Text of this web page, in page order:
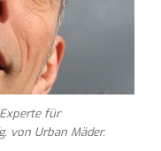
für
von Urban Mäder.